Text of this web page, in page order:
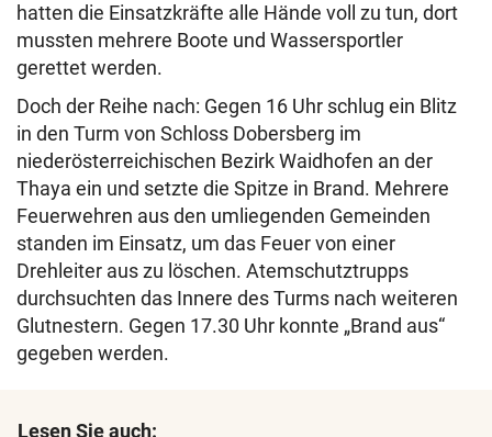
hatten die Einsatzkräfte alle Hände voll zu tun, dort
mussten mehrere Boote und Wassersportler
gerettet werden.
Doch der Reihe nach: Gegen 16 Uhr schlug ein Blitz
in den Turm von Schloss Dobersberg im
niederösterreichischen Bezirk Waidhofen an der
Thaya ein und setzte die Spitze in Brand. Mehrere
Feuerwehren aus den umliegenden Gemeinden
standen im Einsatz, um das Feuer von einer
Drehleiter aus zu löschen. Atemschutztrupps
durchsuchten das Innere des Turms nach weiteren
Glutnestern. Gegen 17.30 Uhr konnte „Brand aus“
gegeben werden.
Lesen Sie auch: